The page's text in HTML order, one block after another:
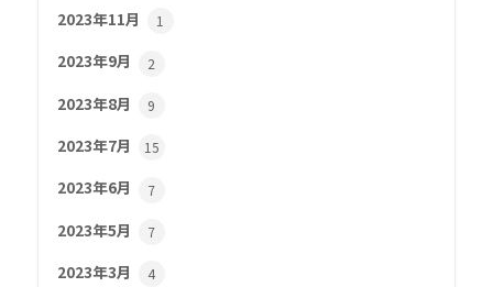
2023年11月 1
2023年9月 2
2023年8月 9
2023年7月 15
2023年6月 7
2023年5月 7
2023年3月 4